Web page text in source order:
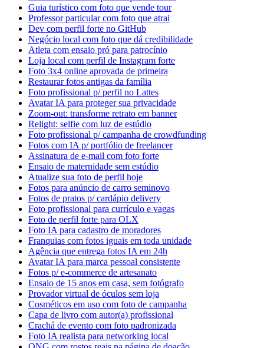
Guia turístico com foto que vende tour
Professor particular com foto que atrai
Dev com perfil forte no GitHub
Negócio local com foto que dá credibilidade
Atleta com ensaio pró para patrocínio
Loja local com perfil de Instagram forte
Foto 3x4 online aprovada de primeira
Restaurar fotos antigas da família
Foto profissional p/ perfil no Lattes
Avatar IA para proteger sua privacidade
Zoom-out: transforme retrato em banner
Relight: selfie com luz de estúdio
Foto profissional p/ campanha de crowdfunding
Fotos com IA p/ portfólio de freelancer
Assinatura de e-mail com foto forte
Ensaio de maternidade sem estúdio
Atualize sua foto de perfil hoje
Fotos para anúncio de carro seminovo
Fotos de pratos p/ cardápio delivery
Foto profissional para currículo e vagas
Foto de perfil forte para OLX
Foto IA para cadastro de moradores
Franquias com fotos iguais em toda unidade
Agência que entrega fotos IA em 24h
Avatar IA para marca pessoal consistente
Fotos p/ e-commerce de artesanato
Ensaio de 15 anos em casa, sem fotógrafo
Provador virtual de óculos sem loja
Cosméticos em uso com foto de campanha
Capa de livro com autor(a) profissional
Crachá de evento com foto padronizada
Foto IA realista para networking local